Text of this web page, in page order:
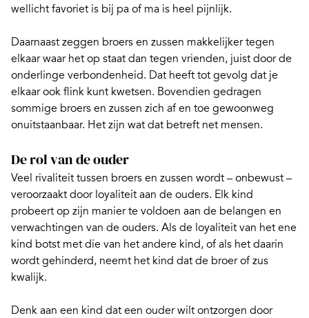
wellicht favoriet is bij pa of ma is heel pijnlijk.
Daarnaast zeggen broers en zussen makkelijker tegen
elkaar waar het op staat dan tegen vrienden, juist door de
onderlinge verbondenheid. Dat heeft tot gevolg dat je
elkaar ook flink kunt kwetsen. Bovendien gedragen
sommige broers en zussen zich af en toe gewoonweg
onuitstaanbaar. Het zijn wat dat betreft net mensen.
De rol van de ouder
Veel rivaliteit tussen broers en zussen wordt – onbewust –
veroorzaakt door loyaliteit aan de ouders. Elk kind
probeert op zijn manier te voldoen aan de belangen en
verwachtingen van de ouders. Als de loyaliteit van het ene
kind botst met die van het andere kind, of als het daarin
wordt gehinderd, neemt het kind dat de broer of zus
kwalijk.
Denk aan een kind dat een ouder wilt ontzorgen door